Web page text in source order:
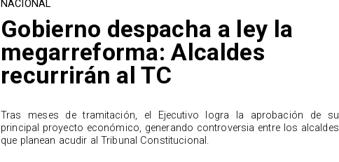
NACIONAL
Gobierno despacha a ley la
megarreforma: Alcaldes
recurrirán al TC
Tras meses de tramitación, el Ejecutivo logra la aprobación de su
principal proyecto económico, generando controversia entre los alcaldes
que planean acudir al Tribunal Constitucional.